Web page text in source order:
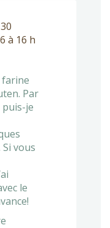
30
à 16 h
farine
Par
je
vous
le